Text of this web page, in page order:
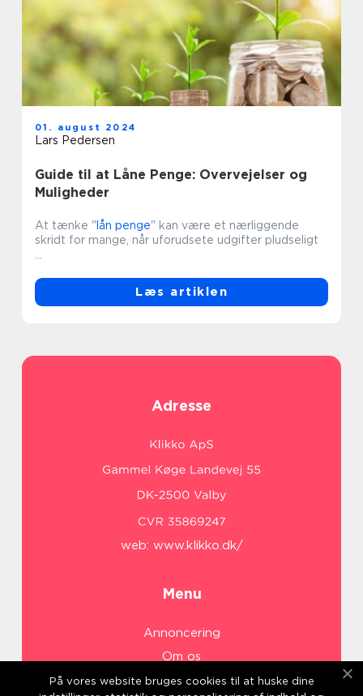
Guide til at Låne Penge: Overvejelser og
Muligheder
01. august 2024
Lars Pedersen
At tænke "lån penge" kan være et nærliggende
skridt for mange, når uforudsete udgifter pludseligt
Læs artiklen
Adresse
web: www.klikko.dk/
Menu
Annoncering
Om os
Cookies
På vores website bruges cookies til at huske dine